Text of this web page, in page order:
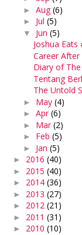
►Aug(6)
► Jul(5)
▼ Jun(5)
Joshua
Career After
Diary of
Tentang
The Untold
► May(4)
►Apr(6)
► Mar(2)
► Feb(5)
► Jan(5)
► 2016(40)
► 2015(40)
► 2014(36)
► 2013(27)
► 2012(21)
► 2011(31)
► 2010(10)